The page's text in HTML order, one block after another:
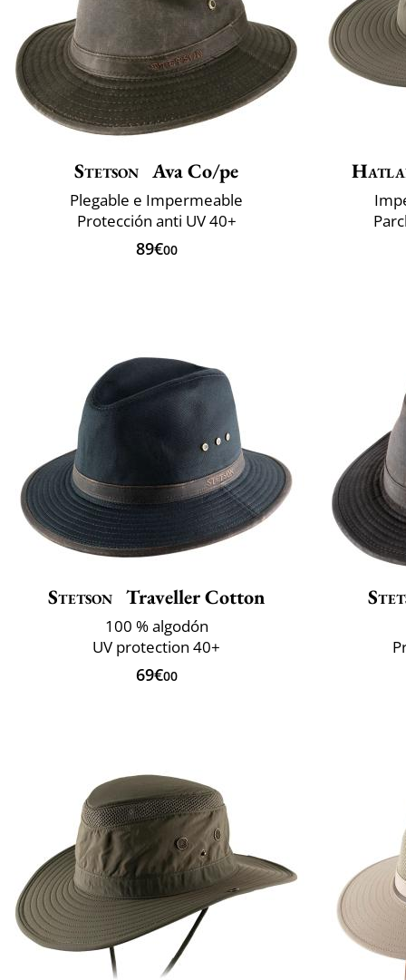
Stetson Ava Co/pe
Plegable e Impermeable
Protección anti UV 40+
89€00
Stetson Traveller Cotton
100 % algodón
UV protection 40+
69€00